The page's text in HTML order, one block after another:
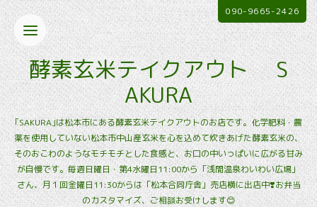
酵素玄米テイクアウト S
AKURA
｢SAKURA｣は松本市にある酵素玄米テイクアウトのお店です。化学肥料・農
薬を使用していない松本市中山産玄米を心を込めて炊きあげた酵素玄米の、
そのおこわのようなモチモチとした食感と、お口の中いっぱいに広がる甘み
が自慢です。毎週日曜日・第4水曜日11:00から「浅間温泉わいわい広場」
さん、月１回金曜日11:30からは「松本合同庁舎」売店横に出店中❣️お弁当
のカスタマイズ、ご相談お受けします😊
090-9665-2426